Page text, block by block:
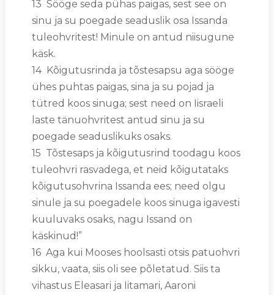
13 Sööge seda pühas paigas, sest see on
sinu ja su poegade seaduslik osa Issanda
tuleohvritest! Minule on antud niisugune
käsk.
14 Kõigutusrinda ja tõstesapsu aga sööge
ühes puhtas paigas, sina ja su pojad ja
tütred koos sinuga; sest need on Iisraeli
laste tänuohvritest antud sinu ja su
poegade seaduslikuks osaks.
15 Tõstesaps ja kõigutusrind toodagu koos
tuleohvri rasvadega, et neid kõigutataks
kõigutusohvrina Issanda ees; need olgu
sinule ja su poegadele koos sinuga igavesti
kuuluvaks osaks, nagu Issand on
käskinud!”
16 Aga kui Mooses hoolsasti otsis patuohvri
sikku, vaata, siis oli see põletatud. Siis ta
vihastus Eleasari ja Iitamari, Aaroni